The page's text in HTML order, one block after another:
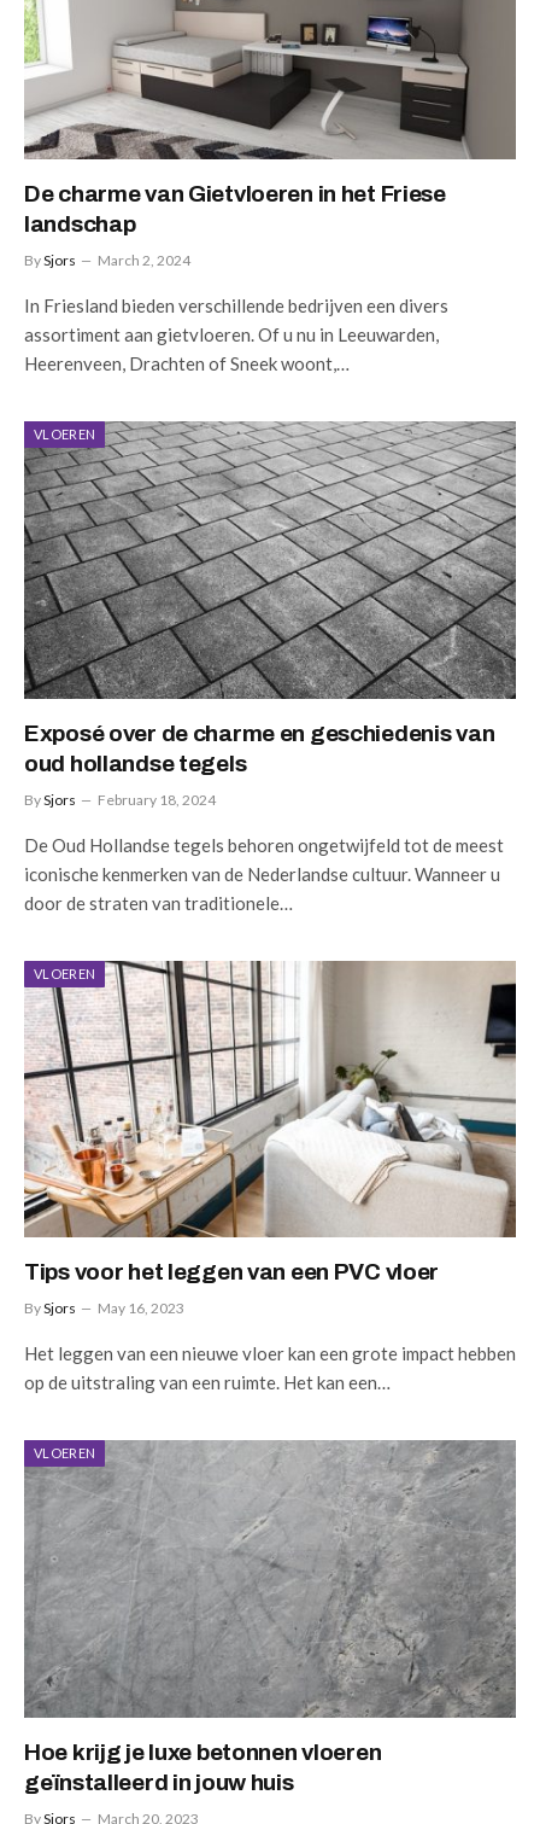
De charme van Gietvloeren in het Friese
landschap
BySjors March 2, 2024
In Friesland bieden verschillende bedrijven een divers
assortiment aan gietvloeren. Of u nu in Leeuwarden,
Heerenveen, Drachten of Sneek woont,…
VLOEREN
Exposé over de charme en geschiedenis van
oud hollandse tegels
BySjors February 18, 2024
De Oud Hollandse tegels behoren ongetwijfeld tot de meest
iconische kenmerken van de Nederlandse cultuur. Wanneer u
door de straten van traditionele…
VLOEREN
Tips voor het leggen van een PVC vloer
BySjors May 16, 2023
Het leggen van een nieuwe vloer kan een grote impact hebben
op de uitstraling van een ruimte. Het kan een…
VLOEREN
Hoe krijg je luxe betonnen vloeren
geïnstalleerd in jouw huis
BySjors March 20, 2023